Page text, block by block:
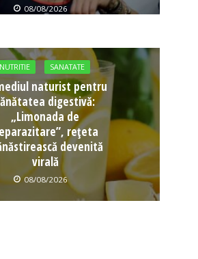
08/08/2026
NUTRITIE SANATATE
naturist pentru
digestivă:
„Limonada de
rețeta
devenită
virală
08/08/2026